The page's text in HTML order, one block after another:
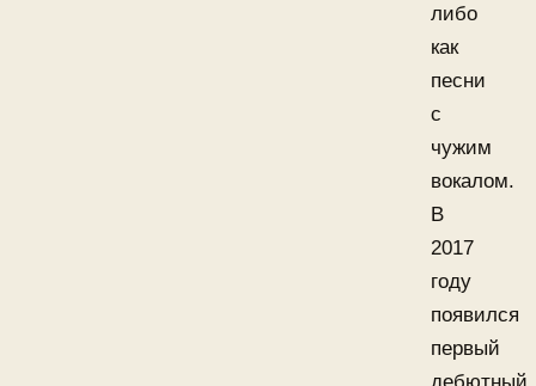
либо
как
песни
с
чужим
вокалом.
В
2017
году
появился
первый
дебютный